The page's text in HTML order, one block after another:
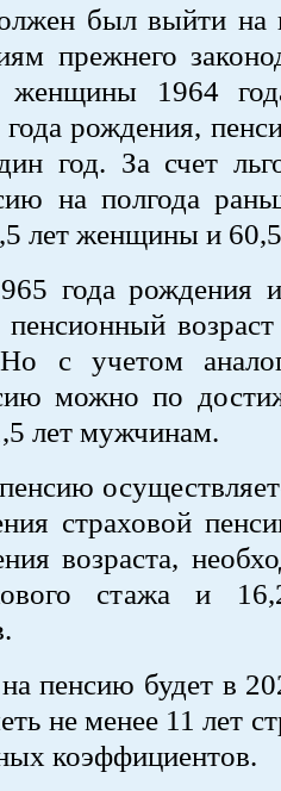
был выйти на
прежнего
женщины 1964
рождения,
год. За счет
на полгода
лет женщины и
года рождения
возраст
с учетом
можно по
лет мужчинам.
страховой
возраста,
стажа и
пенсию будет в
не менее 11 лет
коэффициентов.